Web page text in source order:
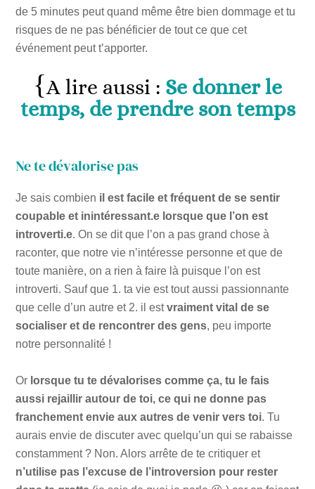
de 5 minutes peut quand même être bien dommage et tu
risques de ne pas bénéficier de tout ce que cet
événement peut t’apporter.
A lire aussi : Se donner le
temps, de prendre son temps
Ne te dévalorise pas
Je sais combien il est facile et fréquent de se sentir
coupable et inintéressant.e lorsque que l’on est
introverti.e. On se dit que l’on a pas grand chose à
raconter, que notre vie n’intéresse personne et que de
toute manière, on a rien à faire là puisque l’on est
introverti. Sauf que 1. ta vie est tout aussi passionnante
que celle d’un autre et 2. il estvraiment vital de se
socialiser et de rencontrer des gens, peu importe
notre personnalité !
Or lorsque tu te dévalorises comme ça, tu le fais
aussi rejaillir autour de toi, ce qui ne donne pas
franchement envie aux autres de venir vers toi. Tu
aurais envie de discuter avec quelqu’un qui se rabaisse
constamment ? Non. Alors arrête de te critiquer et
n’utilise pas l’excuse de l’introversion pour rester